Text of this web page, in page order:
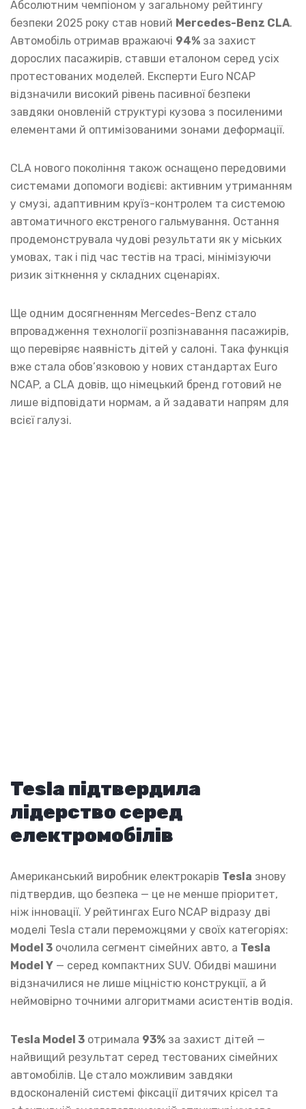
Абсолютним чемпіоном у загальному рейтингу
безпеки 2025 року став новий Mercedes-Benz CLA.
Автомобіль отримав вражаючі 94% за захист
дорослих пасажирів, ставши еталоном серед усіх
протестованих моделей. Експерти Euro NCAP
відзначили високий рівень пасивної безпеки
завдяки оновленій структурі кузова з посиленими
елементами й оптимізованими зонами деформації.
CLA нового покоління також оснащено передовими
системами допомоги водієві: активним утриманням
у смузі, адаптивним круїз-контролем та системою
автоматичного екстреного гальмування. Остання
продемонструвала чудові результати як у міських
умовах, так і під час тестів на трасі, мінімізуючи
ризик зіткнення у складних сценаріях.
Ще одним досягненням Mercedes-Benz стало
впровадження технології розпізнавання пасажирів,
що перевіряє наявність дітей у салоні. Така функція
вже стала обов’язковою у нових стандартах Euro
NCAP, а CLA довів, що німецький бренд готовий не
лише відповідати нормам, а й задавати напрям для
всієї галузі.
Tesla підтвердила
лідерство серед
електромобілів
Американський виробник електрокарів Tesla знову
підтвердив, що безпека — це не менше пріоритет,
ніж інновації. У рейтингах Euro NCAP відразу дві
моделі Tesla стали переможцями у своїх категоріях:
Model 3 очолила сегмент сімейних авто, а Tesla
Model Y — серед компактних SUV. Обидві машини
відзначилися не лише міцністю конструкції, а й
неймовірно точними алгоритмами асистентів водія.
Tesla Model 3 отримала 93% за захист дітей —
найвищий результат серед тестованих сімейних
автомобілів. Це стало можливим завдяки
вдосконаленій системі фіксації дитячих крісел та